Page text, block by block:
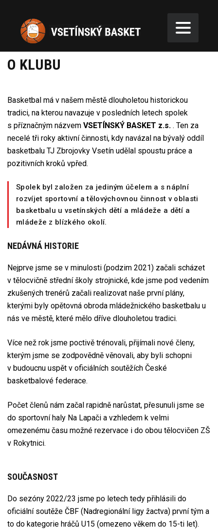
O KLUBU
Basketbal má v našem městě dlouholetou historickou
tradici, na kterou navazuje v posledních letech spolek
s příznačným názvem VSETÍNSKÝ BASKET z.s. . Ten za
necelé tři roky aktivní činnosti, kdy navázal na bývalý oddíl
basketbalu TJ Zbrojovky Vsetín udělal spoustu práce a
pozitivních kroků vpřed.
Spolek byl založen za jediným účelem a s náplní
rozvíjet sportovní a tělovýchovnou činnost v oblasti
basketbalu u vsetínských dětí a mládeže a dětí a
mládeže z blízkého okolí.
NEDÁVNÁ HISTORIE
Nejprve jsme se v minulosti (podzim 2021) začali scházet
v tělocvičně střední školy strojnické, kde jsme pod vedením
zkušených trenérů začali realizovat naše první plány,
kterými byly opětovná obroda mládežnického basketbalu u
nás ve městě, které mělo dříve dlouholetou tradici.
Více než rok jsme poctivě trénovali, přijímali nové členy,
kterým jsme se zodpovědně věnovali, aby byli schopni
v budoucnu uspět v oficiálních soutěžích České
basketbalové federace.
Počet členů nám začal rapidně narůstat, přesunuli jsme se
do sportovní haly Na Lapači a vzhledem k velmi
omezenému času možné rezervace i do obou tělocvičen ZŠ
v Rokytnici.
SOUČASNOST
Do sezóny 2022/23 jsme po letech tedy přihlásili do
oficiální soutěže ČBF (Nadregionální ligy žactva) první tým a
to do kategorie hráčů U15 (omezeno věkem do 15-ti let).